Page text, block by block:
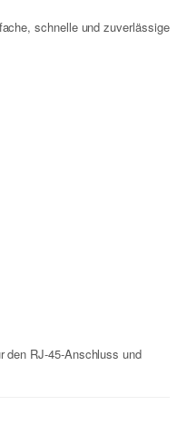
schnelle und zuverlässige
den RJ-45-Anschluss und